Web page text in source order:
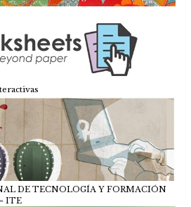
DE TECNOLOGÍA Y FORMACIÓN
ITE